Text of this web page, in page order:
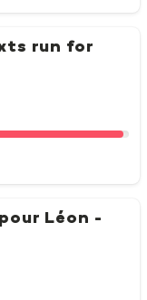
run for
Léon -